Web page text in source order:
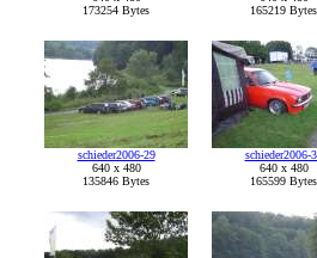
173254 Bytes
165219 Bytes
schieder2006-29
640 x 480
135846 Bytes
schieder2006-
640 x 480
165599 Bytes